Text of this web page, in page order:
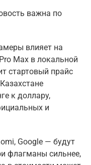
важна по
влияет на
Max в локальной
стартовый прайс
к доллару,
и
Google — будут
флагманы сильнее,